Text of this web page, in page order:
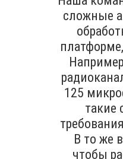
сложные
125
такие
В то же
чтобы